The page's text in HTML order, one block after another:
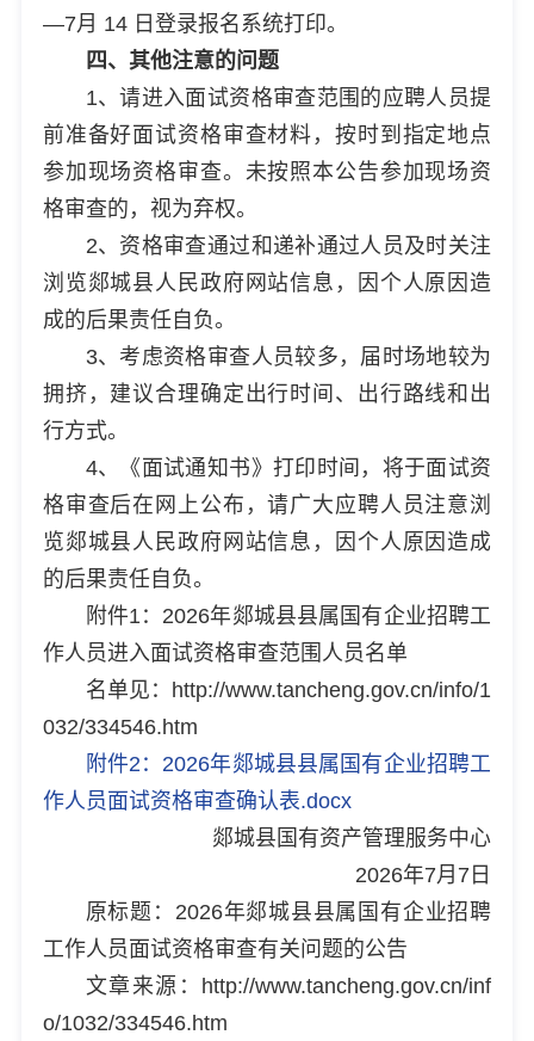
—7月 14 日登录报名系统打印。
四、其他注意的问题
1、请进入面试资格审查范围的应聘人员提
前准备好面试资格审查材料，按时到指定地点
参加现场资格审查。未按照本公告参加现场资
格审查的，视为弃权。
2、资格审查通过和递补通过人员及时关注
浏览郯城县人民政府网站信息，因个人原因造
成的后果责任自负。
3、考虑资格审查人员较多，届时场地较为
拥挤，建议合理确定出行时间、出行路线和出
行方式。
4、《面试通知书》打印时间，将于面试资
格审查后在网上公布，请广大应聘人员注意浏
览郯城县人民政府网站信息，因个人原因造成
的后果责任自负。
附件1：2026年郯城县县属国有企业招聘工
作人员进入面试资格审查范围人员名单
名单见：http://www.tancheng.gov.cn/info/1
032/334546.htm
附件2：2026年郯城县县属国有企业招聘工
作人员面试资格审查确认表.docx
郯城县国有资产管理服务中心
2026年7月7日
原标题：2026年郯城县县属国有企业招聘
工作人员面试资格审查有关问题的公告
文章来源：http://www.tancheng.gov.cn/inf
o/1032/334546.htm